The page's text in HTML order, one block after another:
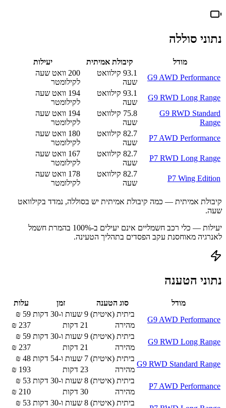
נתוני סוללה
מודל קיבולת אמיתית
יעילות
G9 AWD Performance
93.1 קילוואט
שעה
200 וואט שעה
לקילומטר
G9 RWD Long Range
93.1 קילוואט
שעה
194 וואט שעה
לקילומטר
G9 RWD Standard
Range
75.8 קילוואט
שעה
194 וואט שעה
לקילומטר
P7 AWD Performance
82.7 קילוואט
שעה
180 וואט שעה
לקילומטר
P7 RWD Long Range
82.7 קילוואט
שעה
167 וואט שעה
לקילומטר
P7 Wing Edition
82.7 קילוואט
שעה
178 וואט שעה
לקילומטר
קיבולת אמיתית — כמה קיבולת אמיתית יש בסוללה, נמדד בקילוואט
שעה.
יעילות — כלי רכב חשמליים אינם יעילים ב-100% בהמרת חשמל
לאנרגיה מאוחסנת עקב הפסדים בתהליך הטעינה.
נתוני הטענה
מודל סוג הטענה זמן
עלות
G9 AWD Performance
ביתית (איטית) 9 שעות ו-30 דקות 59
₪
מהירה
21 דקות 237
₪
G9 RWD Long Range
ביתית (איטית) 9 שעות ו-30 דקות 59
₪
מהירה
21 דקות 237
₪
G9 RWD Standard Range
ביתית (איטית) 7 שעות ו-54 דקות 48
₪
מהירה
23 דקות 193
₪
P7 AWD Performance
ביתית (איטית) 8 שעות ו-30 דקות 53
₪
מהירה
30 דקות 210
₪
ביתית (איטית) 8 שעות ו-30 דקות 53
₪